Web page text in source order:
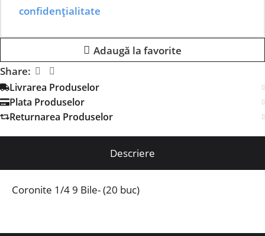
confidențialitate
Adaugă la favorite
Share:
Livrarea Produselor
Plata Produselor
Returnarea Produselor
Descriere
Coronite 1/4 9 Bile- (20 buc)